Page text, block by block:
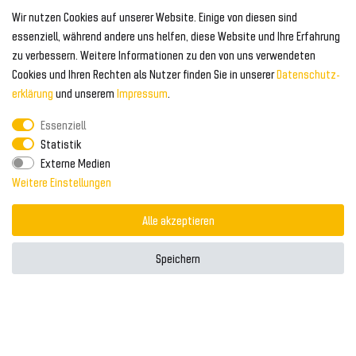
Wir nutzen Cookies auf unserer Website. Einige von diesen sind
essenziell, während andere uns helfen, diese Website und Ihre Erfahrung
zu verbessern. Weitere Informationen zu den von uns verwendeten
Cookies und Ihren Rechten als Nutzer finden Sie in unsererDaten­schutz­
erklärung und unserem Impressum.
Essenziell
Statistik
Externe Medien
Weitere Einstellungen
Alle akzeptieren
Speichern
Frontspoiler
Heckspoiler
Kabelbäume
Kühlergrill
FOLGEN SIE UNS AUF
Tuning Fanatics
ZAHLUNG & VERSAND
Zahlungsanbieter
Versand & Zahlung
WELTWEITER VERSAND
© 2026 Tuning Fanatics